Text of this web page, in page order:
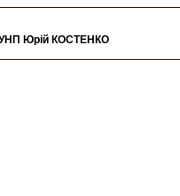
УНП Юрій КОСТЕНКО